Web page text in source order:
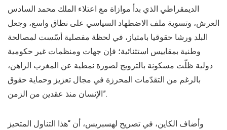
الديمقراطي الذي بدأ موازاة مع اعتلاء الملك محمد السادس
العرش، وتسوية ملف الاضطهاد السياسي على نطاق واسع، وجعل
البلد ورشا حقوقيا بامتياز، في لحظة مفصلية أسّست لمصالحة
وطنية بمقاييس استثنائية؛ فإن جهات ومنظمات غير حكومية
دولية ظلّت مسكونة بالترويج لصورة نمطية عن المغرب الراهن،
بالرغم من التقدّمات المحرزة في مجال تعزيز وحماية حقوق
الإنسان منذ عقدين من الزمن”.
وأضاف الكاين، في تصريح لهسبريس، أن “هذا التناول المتحيز